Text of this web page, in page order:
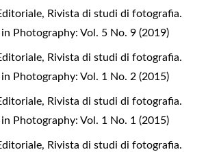
, Rivista di studi di fotografia.
Photography: Vol. 5 No. 9 (2019)
, Rivista di studi di fotografia.
Photography: Vol. 1 No. 2 (2015)
, Rivista di studi di fotografia.
Photography: Vol. 1 No. 1 (2015)
, Rivista di studi di fotografia.